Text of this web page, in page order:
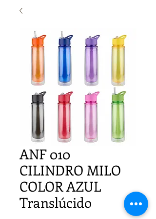
ANF 010
CILINDRO MILO
COLOR AZUL
Translúcido